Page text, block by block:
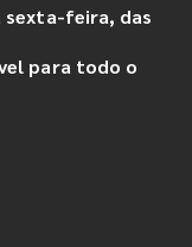
sexta-feira, das
para todo o